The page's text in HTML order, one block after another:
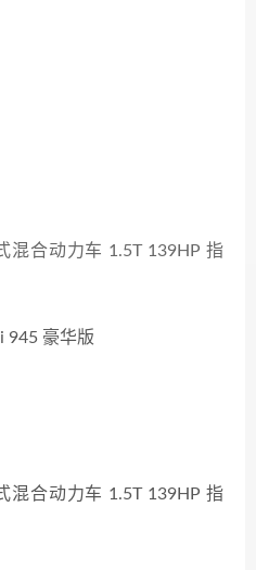
混合动力车 1.5T 139HP 指
945 豪华版
混合动力车 1.5T 139HP 指